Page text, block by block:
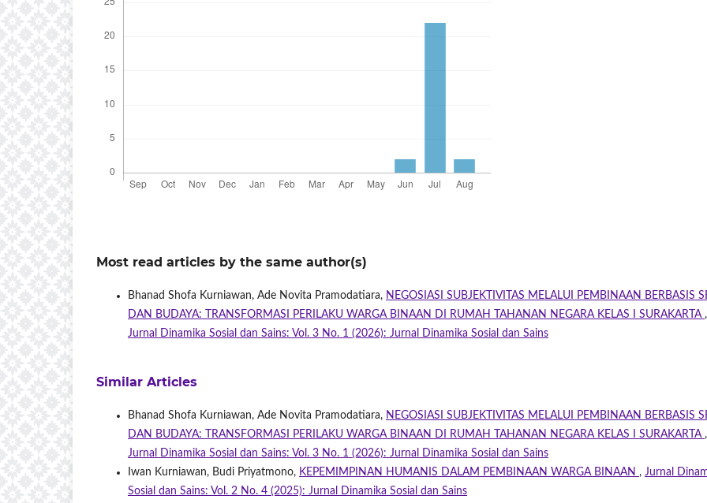
Most read articles by the same author(s)
Bhanad Shofa Kurniawan, Ade Novita Pramodatiara, NEGOSIASI SUBJEKTIVITAS MELALUI PEMBINAAN BERBASIS
DAN BUDAYA: TRANSFORMASI PERILAKU WARGA BINAAN DI RUMAH TAHANAN NEGARA KELAS I SURAKARTA ,
Jurnal Dinamika Sosial dan Sains: Vol. 3 No. 1 (2026): Jurnal Dinamika Sosial dan Sains
Similar Articles
Bhanad Shofa Kurniawan, Ade Novita Pramodatiara, NEGOSIASI SUBJEKTIVITAS MELALUI PEMBINAAN BERBASIS
DAN BUDAYA: TRANSFORMASI PERILAKU WARGA BINAAN DI RUMAH TAHANAN NEGARA KELAS I SURAKARTA ,
Jurnal Dinamika Sosial dan Sains: Vol. 3 No. 1 (2026): Jurnal Dinamika Sosial dan Sains
Iwan Kurniawan, Budi Priyatmono, KEPEMIMPINAN HUMANIS DALAM PEMBINAAN WARGA BINAAN , Jurnal
Sosial dan Sains: Vol. 2 No. 4 (2025): Jurnal Dinamika Sosial dan Sains